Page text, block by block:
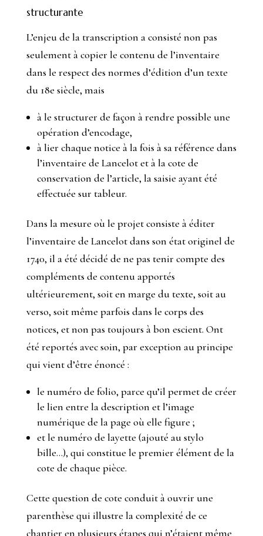
structurante
L’enjeu de la transcription a consisté non pas
seulement à copier le contenu de l’inventaire
dans le respect des normes d’édition d’un texte
du 18e siècle, mais
à le structurer de façon à rendre possible une
opération d’encodage,
à lier chaque notice à la fois à sa référence dans
l’inventaire de Lancelot et à la cote de
conservation de l’article, la saisie ayant été
effectuée sur tableur.
Dans la mesure où le projet consiste à éditer
l’inventaire de Lancelot dans son état originel de
1740, il a été décidé de ne pas tenir compte des
compléments de contenu apportés
ultérieurement, soit en marge du texte, soit au
verso, soit même parfois dans le corps des
notices, et non pas toujours à bon escient. Ont
été reportés avec soin, par exception au principe
qui vient d’être énoncé :
le numéro de folio, parce qu’il permet de créer
le lien entre la description et l’image
numérique de la page où elle figure ;
et le numéro de layette (ajouté au stylo
bille...), qui constitue le premier élément de la
cote de chaque pièce.
Cette question de cote conduit à ouvrir une
parenthèse qui illustre la complexité de ce
chantier en plusieurs étapes qui n’étaient même